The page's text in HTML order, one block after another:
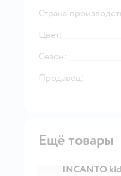
Страна
Цвет:
Сезон:
Продавец:
Ещё товары
INCANTO